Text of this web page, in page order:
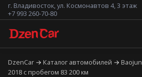
г. Владивосток, ул. Космонавтов 4, 3 этаж
+7 993 260-70-80
DzenCar Каталог автомобилей Baojun
2018 с пробегом 83 200 км